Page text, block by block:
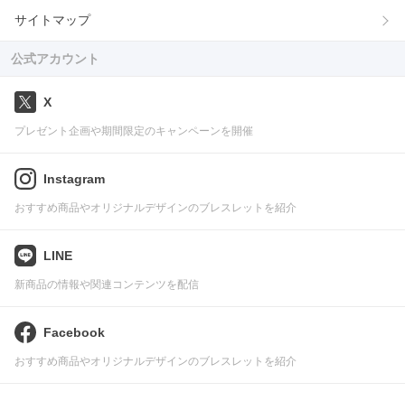
サイトマップ
公式アカウント
X
プレゼント企画や期間限定のキャンペーンを開催
Instagram
おすすめ商品やオリジナルデザインのブレスレットを紹介
LINE
新商品の情報や関連コンテンツを配信
Facebook
おすすめ商品やオリジナルデザインのブレスレットを紹介